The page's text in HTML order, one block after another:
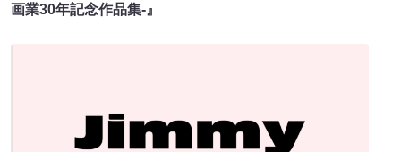
画業30年記念作品集-』